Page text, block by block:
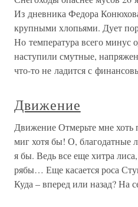
Из дневника Федора
крупными хлопьями. Дует
Но температура всего минус
наступили смутные,
что-то не ладится с
Движение
Движение Отмерьте мне хоть
миг хотя бы! О, благодатные
я бы. Ведь все еще хитра
рябы… Еще касается роса
Куда – вперед или назад? На